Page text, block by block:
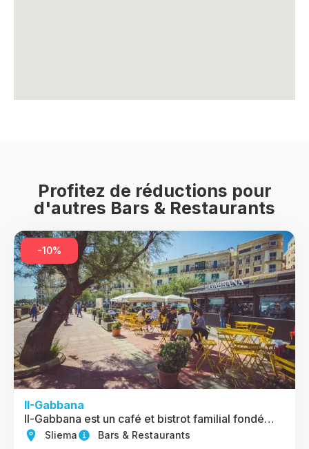
Profitez de réductions pour
d'autres Bars & Restaurants
-10%
II-Gabbana
Il-Gabbana est un café et bistrot familial fondé…
Sliema Bars & Restaurants